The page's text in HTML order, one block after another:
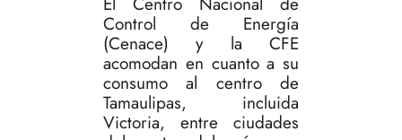
Control de Energía
(Cenace) y la CFE
acomodan en cuanto a su
consumo al centro de
Tamaulipas, incluida
Victoria, entre ciudades